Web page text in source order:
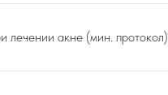
лечении акне (мин. протокол)
наиболее